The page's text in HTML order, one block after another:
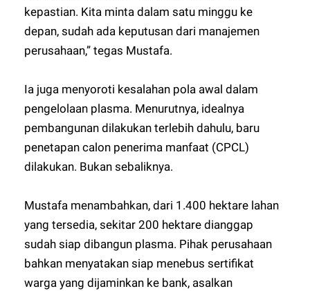
kepastian. Kita minta dalam satu minggu ke
depan, sudah ada keputusan dari manajemen
perusahaan,” tegas Mustafa.
Ia juga menyoroti kesalahan pola awal dalam
pengelolaan plasma. Menurutnya, idealnya
pembangunan dilakukan terlebih dahulu, baru
penetapan calon penerima manfaat (CPCL)
dilakukan. Bukan sebaliknya.
Mustafa menambahkan, dari 1.400 hektare lahan
yang tersedia, sekitar 200 hektare dianggap
sudah siap dibangun plasma. Pihak perusahaan
bahkan menyatakan siap menebus sertifikat
warga yang dijaminkan ke bank, asalkan